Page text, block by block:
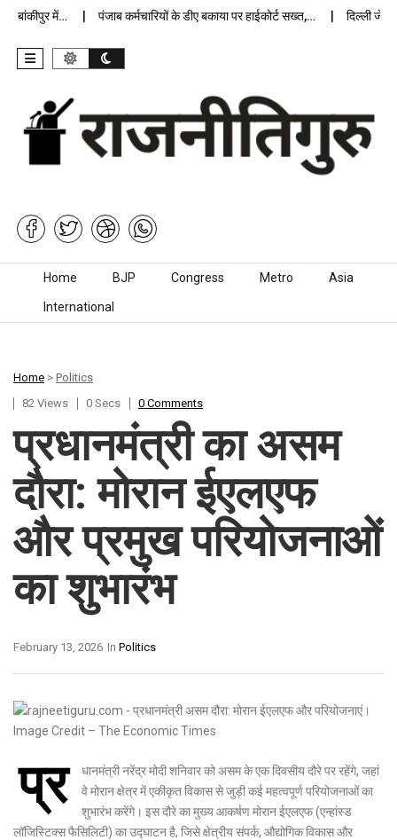
में… पंजाब कर्मचारियों के डीए बकाया पर हाईकोर्ट सख्त,… दिल्ली जेलों में
Skip to content
Home BJP Congress Metro Asia
International
Home > Politics
82 Views
0 Secs 0 Comments
प्रधानमंत्री का असम
दौरा: मोरान ईएलएफ
और प्रमुख परियोजनाओं
का शुभारंभ
In Politics
February 13, 2026
प्र धानमंत्रीनरेंद्र मोदीशनिवार को असम के एक दिवसीय दौरे पर रहेंगे, जहां
वे मोरान क्षेत्र में एकीकृत विकास से जुड़ी कई महत्वपूर्ण परियोजनाओं का
शुभारंभ करेंगे। इस दौरे का मुख्य आकर्षण मोरान ईएलएफ (एन्हांस्ड
लॉजिस्टिक्स फैसिलिटी) का उद्घाटन है, जिसे क्षेत्रीय संपर्क, औद्योगिक विकास और